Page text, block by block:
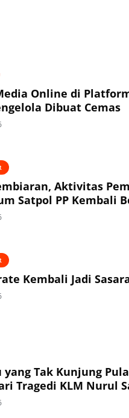
Online di
Dibuat Cemas
Aktivitas
Satpol PP Kembali
Kembali Jadi
yang Tak Kunjung
Tragedi KLM Nurul